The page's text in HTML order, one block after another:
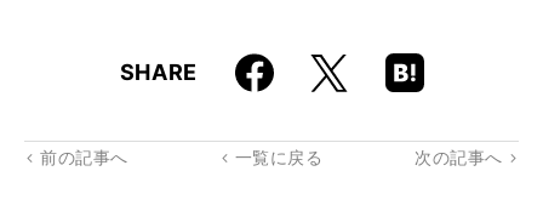
SHARE Faceboo
k
X
Hatena
Boo
rk
前の記事へ 一覧に戻る 次の記事へ